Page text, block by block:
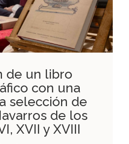
de un libro
con una
selección de
de los
XVII y XVIII